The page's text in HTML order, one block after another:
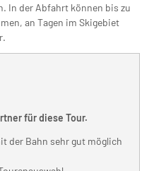
In der Abfahrt können bis zu
an Tagen im Skigebiet
für diese Tour.
der Bahn sehr gut möglich